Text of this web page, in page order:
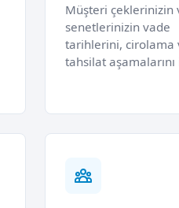
Müşteri çeklerinizin
senetlerinizin vade
tarihlerini, cirolama
tahsilat